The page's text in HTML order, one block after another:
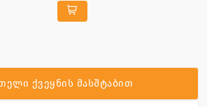
ქვეყნის მასშტაბით